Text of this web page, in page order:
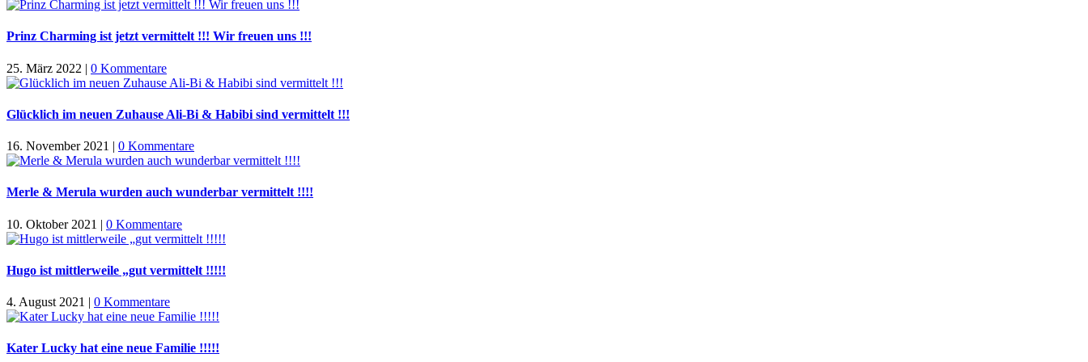
Prinz Charming ist jetzt vermittelt !!! Wir freuen uns !!!
25. März 2022 | 0 Kommentare
Glücklich im neuen Zuhause Ali-Bi & Habibi sind vermittelt !!!
16. November 2021 | 0 Kommentare
Merle & Merula wurden auch wunderbar vermittelt !!!!
10. Oktober 2021 | 0 Kommentare
Hugo ist mittlerweile „gut vermittelt !!!!!
4. August 2021 | 0 Kommentare
Kater Lucky hat eine neue Familie !!!!!